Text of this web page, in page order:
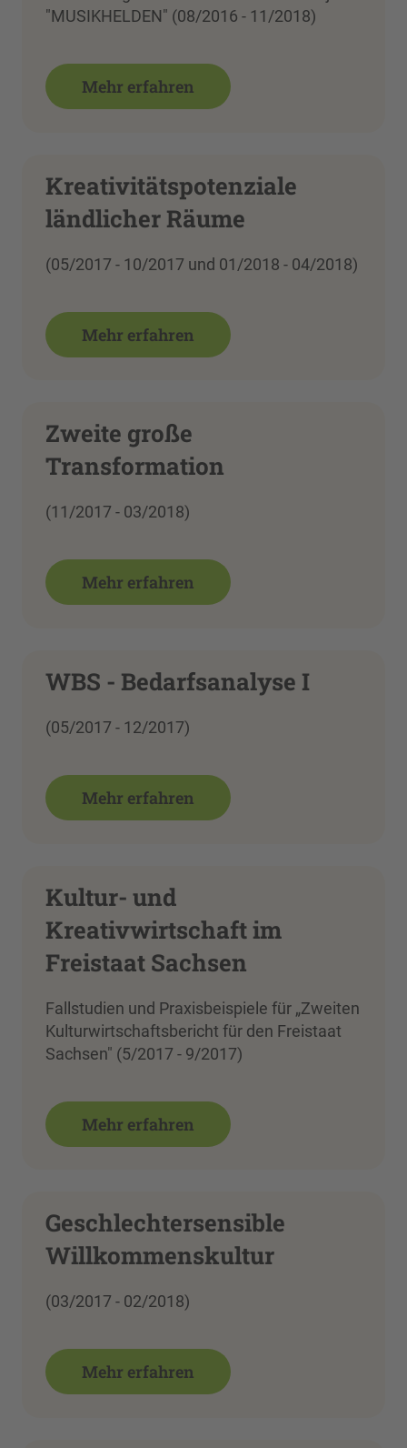
"MUSIKHELDEN" (08/2016 - 11/2018)
Mehr erfahren
Kreativitätspotenziale
ländlicher Räume
(05/2017 - 10/2017 und 01/2018 - 04/2018)
Mehr erfahren
Zweite große
Transformation
(11/2017 - 03/2018)
Mehr erfahren
WBS - Bedarfsanalyse I
(05/2017 - 12/2017)
Mehr erfahren
Kultur- und
Kreativwirtschaft im
Freistaat Sachsen
Fallstudien und Praxisbeispiele für „Zweiten
Kulturwirtschaftsbericht für den Freistaat
Sachsen" (5/2017 - 9/2017)
Mehr erfahren
Geschlechtersensible
Willkommenskultur
(03/2017 - 02/2018)
Mehr erfahren